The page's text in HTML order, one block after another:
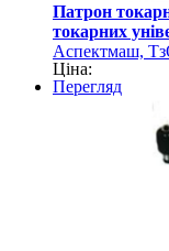
Патрон
токарних
Аспектмаш,
Ціна:
Перегляд